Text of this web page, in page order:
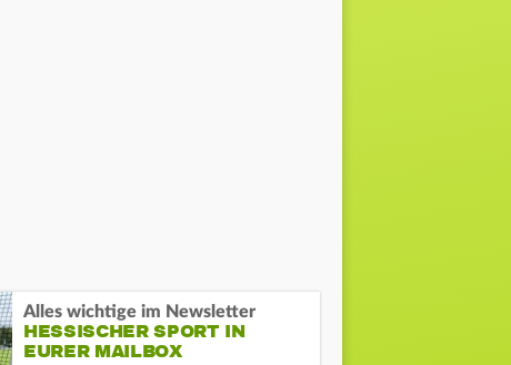
Alles wichtige im Newsletter
HESSISCHER SPORT IN
EURER MAILBOX